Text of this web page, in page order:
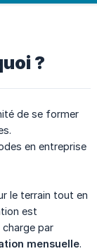
?
de se former
en entreprise
le terrain tout en
est
par
mensuelle.